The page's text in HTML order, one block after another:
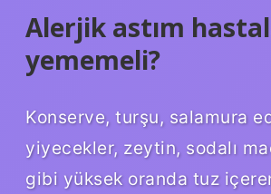
Alerjik astım
yememeli?
Konserve, turşu, salamura
yiyecekler, zeytin, sodalı
gibi yüksek oranda tuz